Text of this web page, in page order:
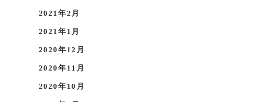
2021年2月
2021年1月
2020年12月
2020年11月
2020年10月